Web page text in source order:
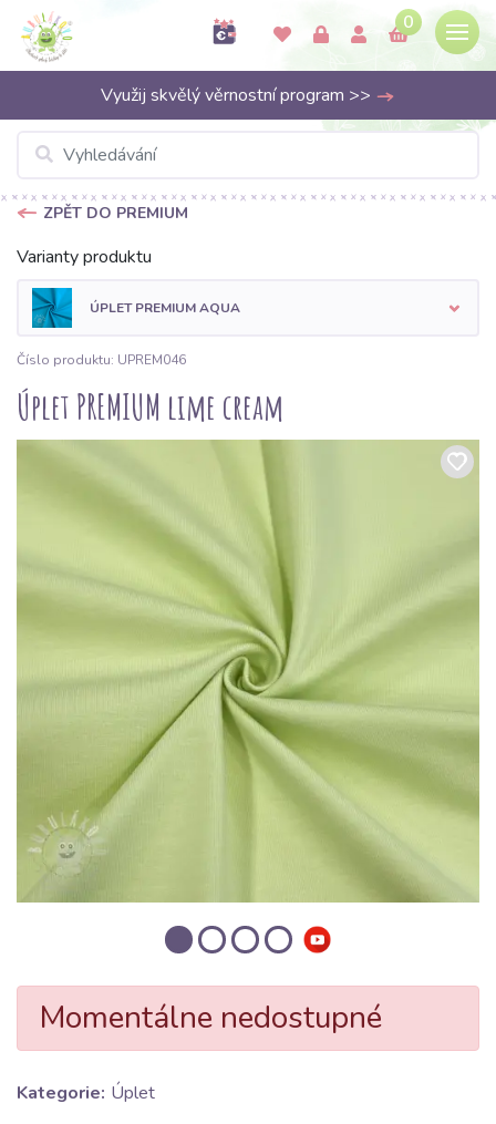
0
Využij skvělý věrnostní program >>
ZPĚT DO PREMIUM
Varianty produktu
ÚPLET PREMIUM AQUA
Číslo produktu: UPREM046
Úplet PREMIUM lime cream
Momentálne nedostupné
Kategorie: Úplet